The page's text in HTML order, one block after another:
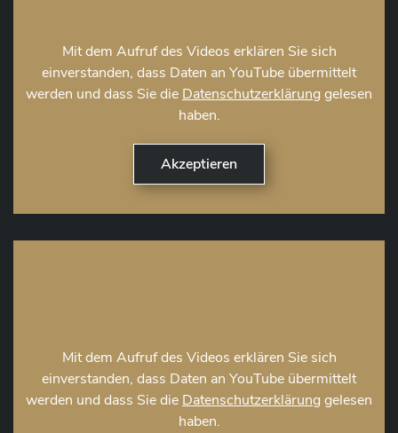
Mit dem Aufruf des Videos erklären Sie sich
einverstanden, dass Daten an YouTube übermittelt
werden und dass Sie die Datenschutzerklärunggelesen
haben.
Mit dem Aufruf des Videos erklären Sie sich
einverstanden, dass Daten an YouTube übermittelt
werden und dass Sie die Datenschutzerklärunggelesen
haben.